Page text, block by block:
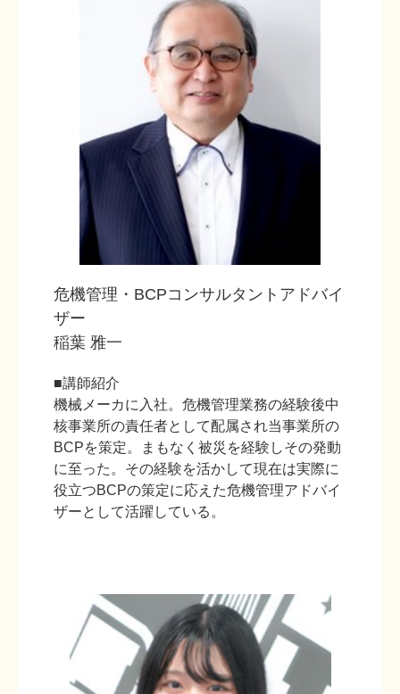
危機管理・BCPコンサルタントアドバイ
ザー
稲葉 雅一
■講師紹介
機械メーカに入社。危機管理業務の経験後中
核事業所の責任者として配属され当事業所の
BCPを策定。まもなく被災を経験しその発動
に至った。その経験を活かして現在は実際に
役立つBCPの策定に応えた危機管理アドバイ
ザーとして活躍している。